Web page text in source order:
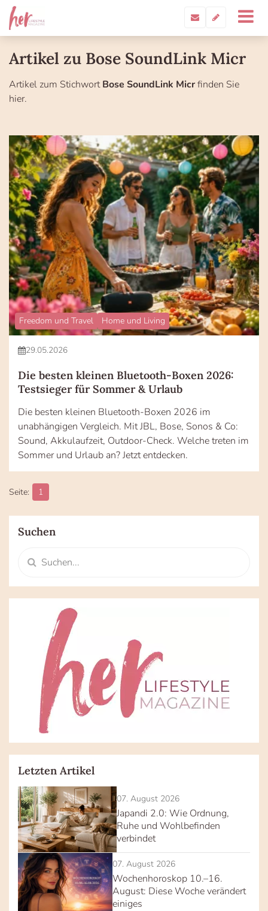
Artikel zu Bose SoundLink Micr
Artikel zum StichwortBose SoundLink Micrfinden Sie
hier.
Freedom und Travel Home und Living
29.05.2026
Die besten kleinen Bluetooth-Boxen 2026:
Testsieger für Sommer & Urlaub
Die besten kleinen Bluetooth-Boxen 2026 im
unabhängigen Vergleich. Mit JBL, Bose, Sonos & Co:
Sound, Akkulaufzeit, Outdoor-Check. Welche treten im
Sommer und Urlaub an? Jetzt entdecken.
1
Suchen
Letzten Artikel
07. August 2026
Japandi 2.0: Wie Ordnung,
Ruhe und Wohlbefinden
verbindet
07. August 2026
Wochenhoroskop 10.–16.
August: Diese Woche verändert
einiges